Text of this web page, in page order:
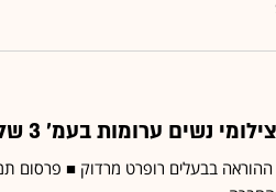
ההוראה בבעלים רופרט מרדוק ■ פרסום